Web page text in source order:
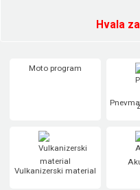
Hvala
Moto program
Vulkanizerski material